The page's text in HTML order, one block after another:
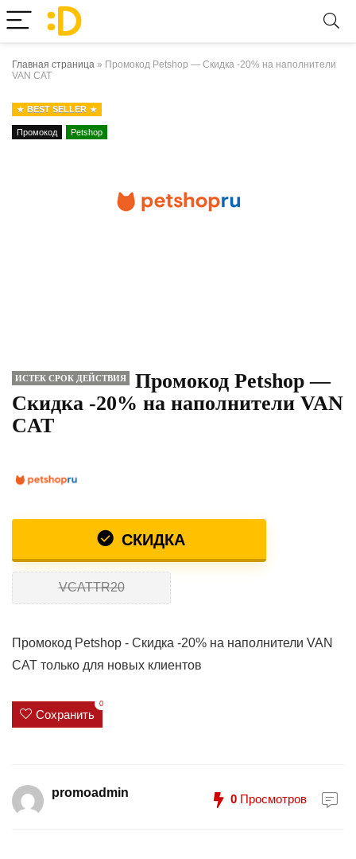
Главная страница » Промокод Petshop — Скидка -20% на наполнители
VAN CAT
BEST SELLER
Промокод Petshop
ИСТЕК СРОК ДЕЙСТВИЯ
Промокод Petshop —
Скидка -20% на наполнители VAN
CAT
СКИДКА
VCATTR20
Промокод Petshop - Скидка -20% на наполнители VAN
CAT только для новых клиентов
Сохранить
0
promoadmin 0 Просмотров